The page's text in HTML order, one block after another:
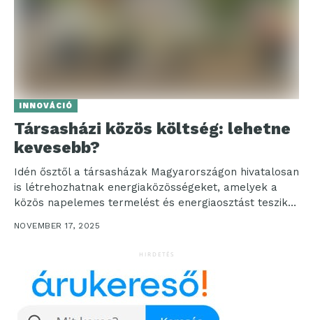
INNOVÁCIÓ
Társasházi közös költség: lehetne
kevesebb?
Idén ősztől a társasházak Magyarországon hivatalosan
is létrehozhatnak energiaközösségeket, amelyek a
közös napelemes termelést és energiaosztást teszik
NOVEMBER 17, 2025
HIRDETÉS